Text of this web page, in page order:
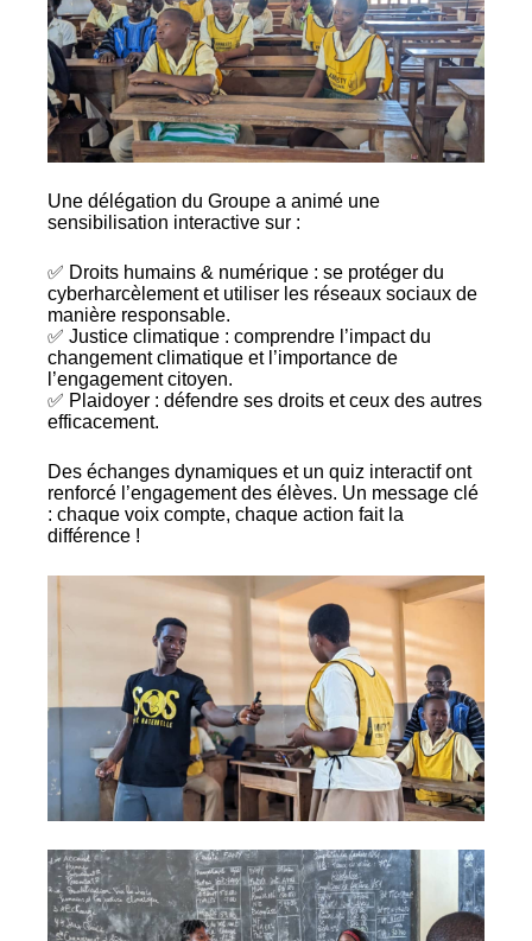
Une délégation du Groupe a animé une
sensibilisation interactive sur :
✅ Droits humains & numérique : se protéger du
cyberharcèlement et utiliser les réseaux sociaux de
manière responsable.
✅ Justice climatique : comprendre l’impact du
changement climatique et l’importance de
l’engagement citoyen.
✅ Plaidoyer : défendre ses droits et ceux des autres
efficacement.
Des échanges dynamiques et un quiz interactif ont
renforcé l’engagement des élèves. Un message clé
: chaque voix compte, chaque action fait la
différence !